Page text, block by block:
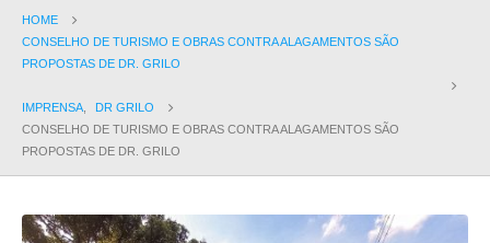
HOME
CONSELHO DE TURISMO E OBRAS CONTRA ALAGAMENTOS SÃO
PROPOSTAS DE DR. GRILO
IMPRENSA
DR GRILO
CONSELHO DE TURISMO E OBRAS CONTRA ALAGAMENTOS SÃO
PROPOSTAS DE DR. GRILO